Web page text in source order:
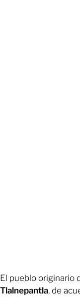
El pueblo originario
Tlalnepantla, de